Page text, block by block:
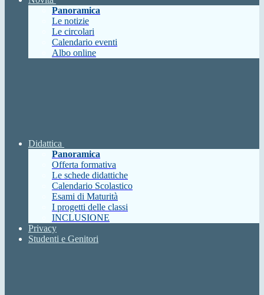
Panoramica
Le notizie
Le circolari
Calendario eventi
Albo online
Didattica
Panoramica
Offerta formativa
Le schede didattiche
Calendario Scolastico
Esami di Maturità
I progetti delle classi
INCLUSIONE
Privacy
Studenti e Genitori